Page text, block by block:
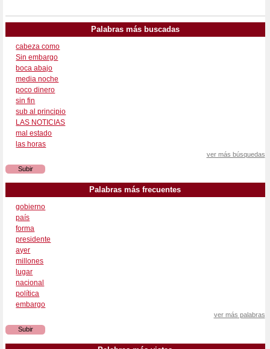
Palabras más buscadas
cabeza como
Sin embargo
boca abajo
media noche
poco dinero
sin fin
sub al principio
LAS NOTICIAS
mal estado
las horas
ver más búsquedas
Subir
Palabras más frecuentes
gobierno
país
forma
presidente
ayer
millones
lugar
nacional
política
embargo
ver más palabras
Subir